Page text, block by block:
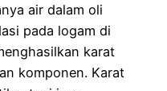
air dalam oli
pada logam di
karat
komponen. Karat